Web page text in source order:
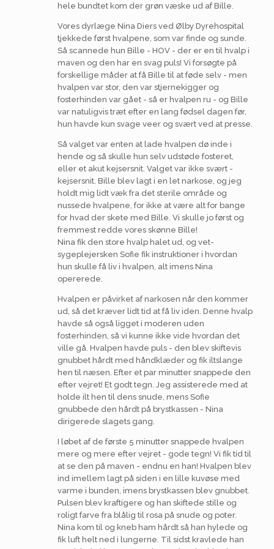
hele bundtet kom der grøn væske ud af Bille.
Vores dyrlæge Nina Diers ved Ølby Dyrehospital
tjekkede først hvalpene, som var finde og sunde.
Så scannede hun Bille - HOV - der er en til hvalp i
maven og den har en svag puls! Vi forsøgte på
forskellige måder at få Bille til at føde selv - men
hvalpen var stor, den var stjernekigger og
fosterhinden var gået - så er hvalpen ru - og Bille
var natuligvis træt efter en lang fødsel dagen før,
hun havde kun svage veer og svært ved at presse.
Så valget var enten at lade hvalpen dø inde i
hende og så skulle hun selv udstøde fosteret,
eller et akut kejsersnit. Valget var ikke svært -
kejsersnit. Bille blev lagt i en let narkose, og jeg
holdt mig lidt væk fra det sterile område og
nussede hvalpene, for ikke at være alt for bange
for hvad der skete med Bille. Vi skulle jo først og
fremmest redde vores skønne Bille!
Nina fik den store hvalp halet ud, og vet-
sygeplejersken Sofie fik instruktioner i hvordan
hun skulle få liv i hvalpen, alt imens Nina
opererede.
Hvalpen er påvirket af narkosen når den kommer
ud, så det kræver lidt tid at få liv iden. Denne hvalp
havde så også ligget i moderen uden
fosterhinden, så vi kunne ikke vide hvordan det
ville gå. Hvalpen havde puls - den blev skiftevis
gnubbet hårdt med håndklæder og fik iltslange
hen til næsen. Efter et par minutter snappede den
efter vejret! Et godt tegn. Jeg assisterede med at
holde ilt hen til dens snude, mens Sofie
gnubbede den hårdt på brystkassen - Nina
dirigerede slagets gang.
I løbet af de første 5 minutter snappede hvalpen
mere og mere efter vejret - gode tegn! Vi fik tid til
at se den på maven - endnu en han! Hvalpen blev
ind imellem lagt på siden i en lille kuvøse med
varme i bunden, imens brystkassen blev gnubbet.
Pulsen blev kraftigere og han skiftede stille og
roligt farve fra blålig til rosa på snude og poter.
Nina kom til og kneb ham hårdt så han hylede og
fik luft helt ned i lungerne. Til sidst kravlede han